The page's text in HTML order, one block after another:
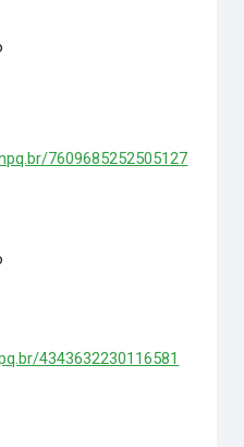
7609685252505127
4343632230116581